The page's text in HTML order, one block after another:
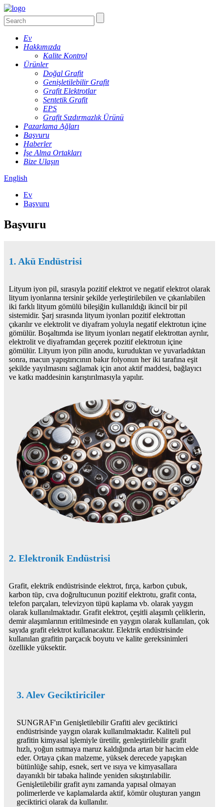
Ev
Hakkımızda
Kalite Kontrol
Ürünler
Doğal Grafit
Genişletilebilir Grafit
Grafit Elektrotlar
Sentetik Grafit
EPS
Grafit Sızdırmazlık Ürünü
Pazarlama Ağları
Başvuru
Haberler
İşe Alma Ortakları
Bize Ulaşın
English
Ev
Başvuru
Başvuru
1. Akü Endüstrisi
Lityum iyon pil, sırasıyla pozitif elektrot ve negatif elektrot olarak
lityum iyonlarına tersinir şekilde yerleştirilebilen ve çıkarılabilen
iki farklı lityum gömülü bileşiğin kullanıldığı ikincil bir pil
sistemidir. Şarj sırasında lityum iyonları pozitif elektrottan
çıkarılır ve elektrolit ve diyafram yoluyla negatif elektrotun içine
gömülür. Boşaltımda ise lityum iyonları negatif elektrottan ayrılır,
elektrolit ve diyaframdan geçerek pozitif elektrotun içine
gömülür. Lityum iyon pilin anodu, kuruduktan ve yuvarladıktan
sonra, macun yapıştırıcının bakır folyonun her iki tarafına eşit
şekilde yayılmasını sağlamak için anot aktif maddesi, bağlayıcı
ve katkı maddesinin karıştırılmasıyla yapılır.
2. Elektronik Endüstrisi
Grafit, elektrik endüstrisinde elektrot, fırça, karbon çubuk,
karbon tüp, cıva doğrultucunun pozitif elektrotu, grafit conta,
telefon parçaları, televizyon tüpü kaplama vb. olarak yaygın
olarak kullanılmaktadır. Grafit elektrot, çeşitli alaşımlı çeliklerin,
demir alaşımlarının eritilmesinde en yaygın olarak kullanılan, çok
sayıda grafit elektrot kullanacaktır. Elektrik endüstrisinde
kullanılan grafitin parçacık boyutu ve kalite gereksinimleri
özellikle yüksektir.
3. Alev Geciktiriciler
SUNGRAF'ın Genişletilebilir Grafiti alev geciktirici
endüstrisinde yaygın olarak kullanılmaktadır. Kaliteli pul
grafitin kimyasal işlemiyle üretilir, genleştirilebilir grafit
hızlı, yoğun ısıtmaya maruz kaldığında artan bir hacim elde
eder. Ortaya çıkan malzeme, yüksek derecede yapışkan
bütünlüğe sahip, esnek, sert ve ısıya ve kimyasallara
dayanıklı bir tabaka halinde yeniden sıkıştırılabilir.
Genişletilebilir grafit aynı zamanda yapısal olmayan
polimerlerde ve kaplamalarda aktif, kömür oluşturan yangın
geciktirici olarak da kullanılır.